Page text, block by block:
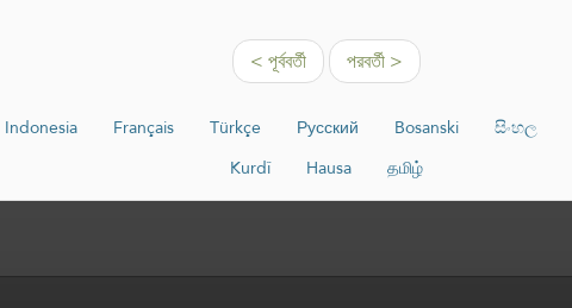
< পূর্ববর্তী পরবর্তী >
Indonesia Français Türkçe Русский Bosanski සිංහල
Kurdî
Hausa தமிழ்